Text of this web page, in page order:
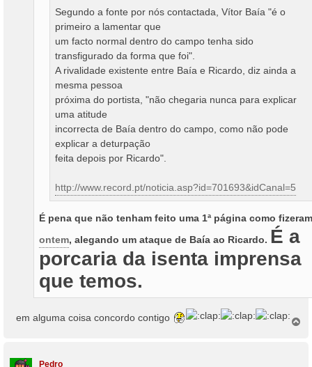
Segundo a fonte por nós contactada, Vítor Baía "é o
primeiro a lamentar que
um facto normal dentro do campo tenha sido
transfigurado da forma que foi".
A rivalidade existente entre Baía e Ricardo, diz ainda a
mesma pessoa
próxima do portista, "não chegaria nunca para explicar
uma atitude
incorrecta de Baía dentro do campo, como não pode
explicar a deturpação
feita depois por Ricardo".
http://www.record.pt/noticia.asp?id=701693&idCanal=5
É pena que não tenham feito uma 1ª página como fizeram
ontem, alegando um ataque de Baía ao Ricardo. É a
porcaria da isenta imprensa
que temos.
em alguma coisa concordo contigo
Pedro